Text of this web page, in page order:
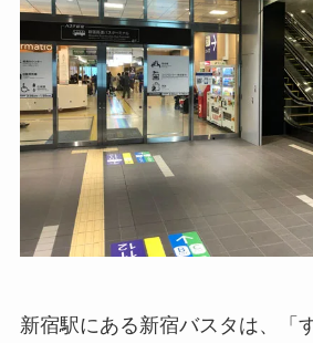
新宿駅にある新宿バスタは、「